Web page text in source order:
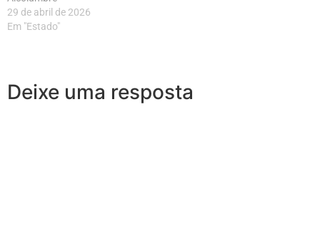
29 de abril de 2026
Em "Estado"
Deixe uma resposta